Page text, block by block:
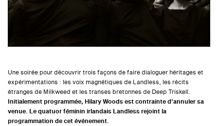
Une soirée pour découvrir trois façons de faire dialoguer héritages et
expérimentations : les voix magnétiques de Landless, les récits
étranges de Milkweed et les transes bretonnes de Deep Triskell.
Initialement programmée, Hilary Woods est contrainte d’annuler sa
venue. Le quatuor féminin irlandais Landless rejoint la
programmation de cet événement.